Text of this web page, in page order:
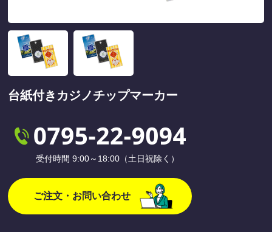
台紙付きカジノチップマーカー
受付時間 9:00～18:00（土日祝除く）
ご注文・お問い合わせ